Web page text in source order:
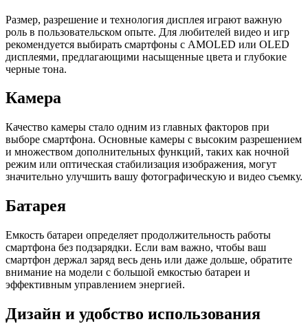
Размер, разрешение и технология дисплея играют важную
роль в пользовательском опыте. Для любителей видео и игр
рекомендуется выбирать смартфоны с AMOLED или OLED
дисплеями, предлагающими насыщенные цвета и глубокие
черные тона.
Камера
Качество камеры стало одним из главных факторов при
выборе смартфона. Основные камеры с высоким разрешением
и множеством дополнительных функций, таких как ночной
режим или оптическая стабилизация изображения, могут
значительно улучшить вашу фотографическую и видео съемку.
Батарея
Емкость батареи определяет продолжительность работы
смартфона без подзарядки. Если вам важно, чтобы ваш
смартфон держал заряд весь день или даже дольше, обратите
внимание на модели с большой емкостью батареи и
эффективным управлением энергией.
Дизайн и удобство использования